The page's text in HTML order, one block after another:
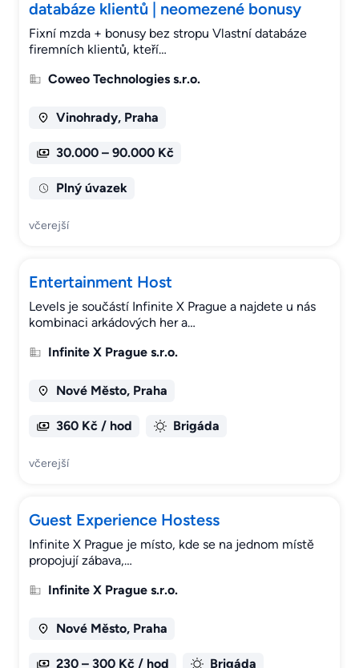
databáze klientů | neomezené bonusy
Fixní mzda + bonusy bez stropu Vlastní databáze
firemních klientů, kteří…
Coweo Technologies s.r.o.
Vinohrady, Praha
30.000 – 90.000 Kč
Plný úvazek
včerejší
Entertainment Host
Levels je součástí Infinite X Prague a najdete u nás
kombinaci arkádových her a…
Infinite X Prague s.r.o.
Nové Město, Praha
360 Kč / hod Brigáda
včerejší
Guest Experience Hostess
Infinite X Prague je místo, kde se na jednom místě
propojují zábava,…
Infinite X Prague s.r.o.
Nové Město, Praha
230 – 300 Kč / hod Brigáda